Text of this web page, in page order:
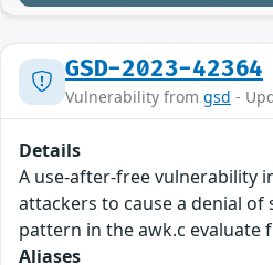
GSD-2023-42364
Vulnerability from gsd -
Details
A use-after-free vulnerability
attackers to cause a denial of
pattern in the awk.c evaluate
Aliases